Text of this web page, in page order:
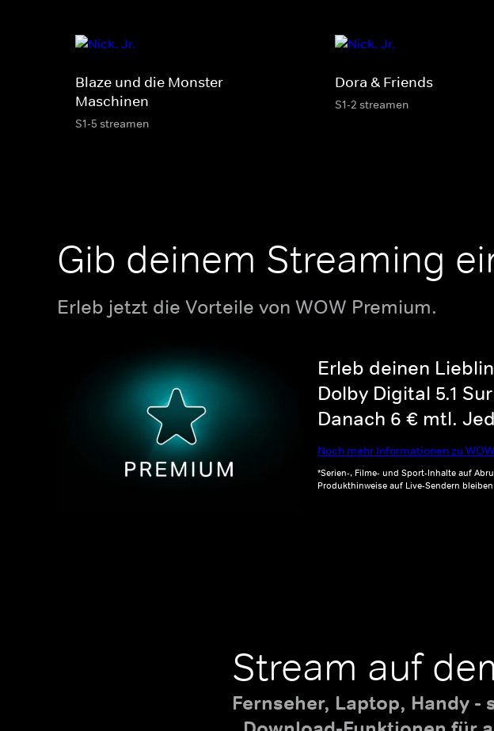
Blaze und die Monster-
Maschinen
S1-5 streamen
Dora & Friends
S1-2 streamen
Gib deinem Streaming
Erleb jetzt die Vorteile von WOW Premium.
Erleb deinen
Dolby Digital 5.1
Danach 6 € mtl.
Noch mehr Informationen zu
*Serien-, Filme- und Sport-Inhalte auf
Produkthinweise auf Live-Sendern
Stream auf
Fernseher, Laptop, Handy